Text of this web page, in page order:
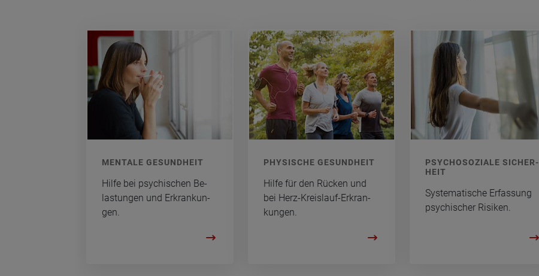
MEN­TA­LE GE­SUND­HEIT
Hilfe bei psy­chi­schen Be­
las­tun­gen und Er­kran­kun­
gen.
PHY­SI­SCHE GE­SUND­HEIT
Hilfe für den Rü­cken und
bei Herz-Kreis­lauf-Er­kran­
kun­gen.
PSY­CHO­SO­ZIA­LE SI­CHER­
HEIT
Sys­te­ma­ti­sche Er­fas­sung
psy­chi­scher Ri­si­ken.